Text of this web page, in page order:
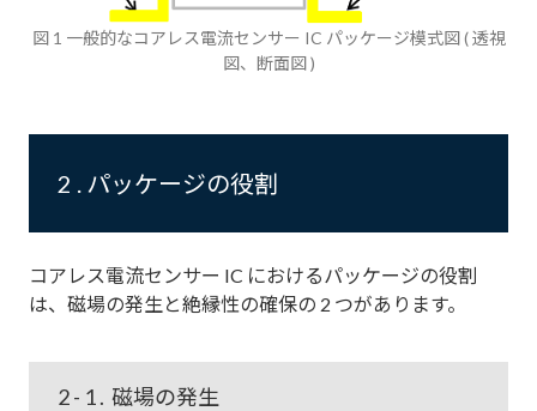
図 1 一般的なコアレス電流センサー IC パッケージ模式図 ( 透視
図、断面図 )
2 . パッケージの役割
コアレス電流センサー IC におけるパッケージの役割
は、磁場の発生と絶縁性の確保の 2 つがあります。
2 - 1 . 磁場の発生